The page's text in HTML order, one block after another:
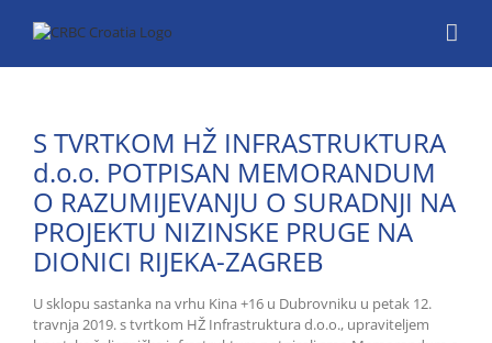
S TVRTKOM HŽ INFRASTRUKTURA
d.o.o. POTPISAN MEMORANDUM
O RAZUMIJEVANJU O SURADNJI NA
PROJEKTU NIZINSKE PRUGE NA
DIONICI RIJEKA-ZAGREB
U sklopu sastanka na vrhu Kina +16 u Dubrovniku u petak 12.
travnja 2019. s tvrtkom HŽ Infrastruktura d.o.o., upraviteljem